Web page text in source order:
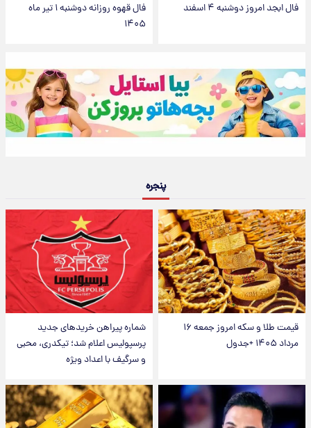
فال ابجد امروز دوشنبه ۴ اسفند
فال قهوه روزانه دوشنبه ۱ تیر ماه
۱۴۰۵
پنجره
قیمت طلا و سکه امروز جمعه ۱۶
مرداد ۱۴۰۵ +جدول
شماره پیراهن خریدهای جدید
پرسپولیس اعلام شد؛ تیکدری، محبی
و سرگیف با اعداد ویژه